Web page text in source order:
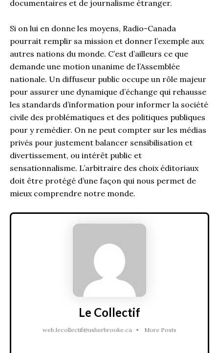
documentaires et de journalisme étranger.
Si on lui en donne les moyens, Radio-Canada
pourrait remplir sa mission et donner l’exemple aux
autres nations du monde. C’est d’ailleurs ce que
demande une motion unanime de l’Assemblée
nationale. Un diffuseur public occupe un rôle majeur
pour assurer une dynamique d’échange qui rehausse
les standards d’information pour informer la société
civile des problématiques et des politiques publiques
pour y remédier. On ne peut compter sur les médias
privés pour justement balancer sensibilisation et
divertissement, ou intérêt public et
sensationnalisme. L’arbitraire des choix éditoriaux
doit être protégé d’une façon qui nous permet de
mieux comprendre notre monde.
Le Collectif
web.lecollectif@usherbrooke.ca • More Posts